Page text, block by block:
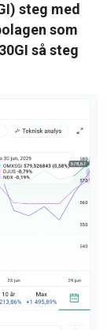
steg med
som
så steg